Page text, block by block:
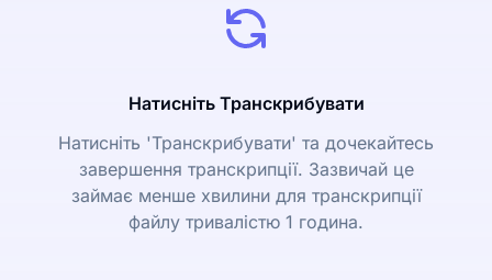
Натисніть Транскрибувати
Натисніть 'Транскрибувати' та дочекайтесь
завершення транскрипції. Зазвичай це
займає менше хвилини для транскрипції
файлу тривалістю 1 година.